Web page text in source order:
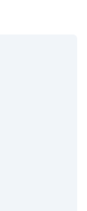
次性
该车
估是
促生
式处
厂家
机故
协
出双
偏。
。厂
场景中
到，
身质
的车